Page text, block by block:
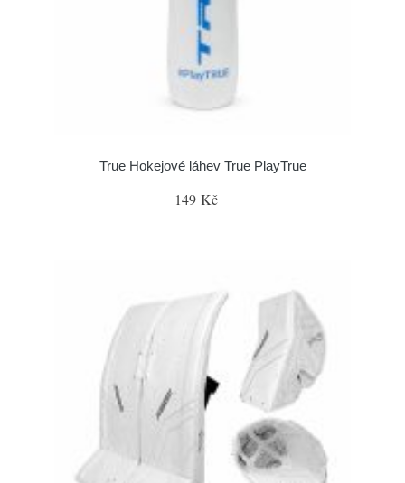
True Hokejové láhev True PlayTrue
149 Kč